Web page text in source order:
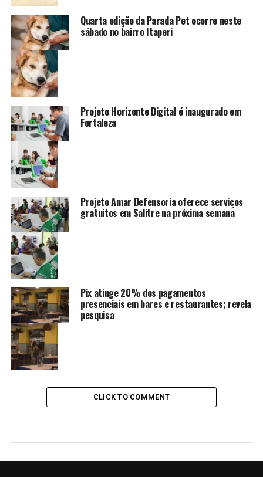
Quarta edição da Parada Pet ocorre neste
sábado no bairro Itaperi
Projeto Horizonte Digital é inaugurado em
Fortaleza
Projeto Amar Defensoria oferece serviços
gratuitos em Salitre na próxima semana
Pix atinge 20% dos pagamentos
presenciais em bares e restaurantes; revela
pesquisa
CLICK TO COMMENT